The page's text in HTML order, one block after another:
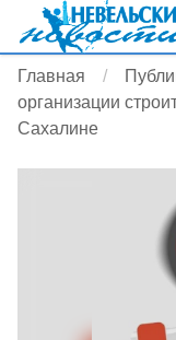
Главная
организации
Сахалине